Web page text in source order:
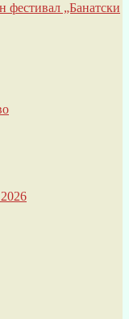
„Банатски